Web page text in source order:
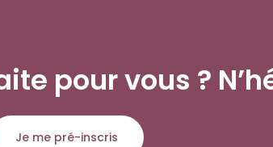
pour vous ?
Je me pré-inscris